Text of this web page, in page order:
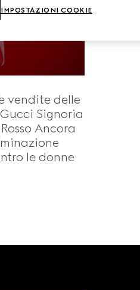
vendite delle
Signoria
Ancora
le donne
IMPOSTAZIONI COOKIE